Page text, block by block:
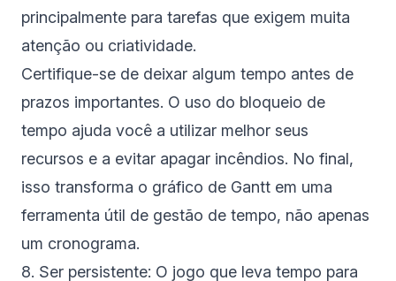
principalmente para tarefas que exigem muita
atenção ou criatividade.
Certifique-se de deixar algum tempo antes de
prazos importantes. O uso do bloqueio de
tempo ajuda você a utilizar melhor seus
recursos e a evitar apagar incêndios. No final,
isso transforma o gráfico de Gantt em uma
ferramenta útil de gestão de tempo, não apenas
um cronograma.
8. Ser persistente: O jogo que leva tempo para